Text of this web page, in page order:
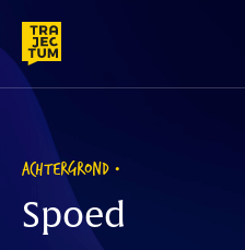
content
ACHTERGROND
Spoed